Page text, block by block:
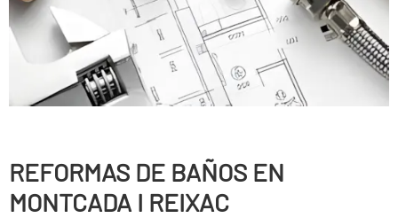
REFORMAS DE BAÑOS EN
MONTCADA I REIXAC